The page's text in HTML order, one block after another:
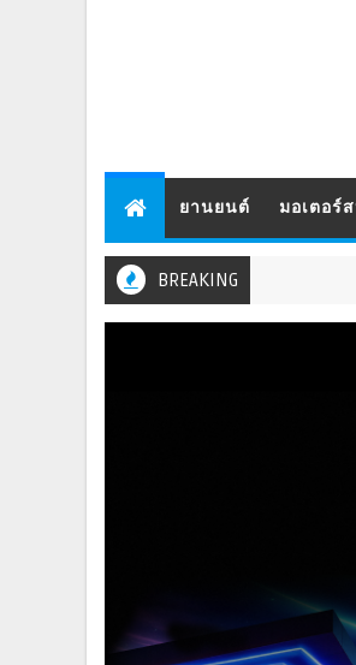
ยานยนต์ มอเตอร์
BREAKING